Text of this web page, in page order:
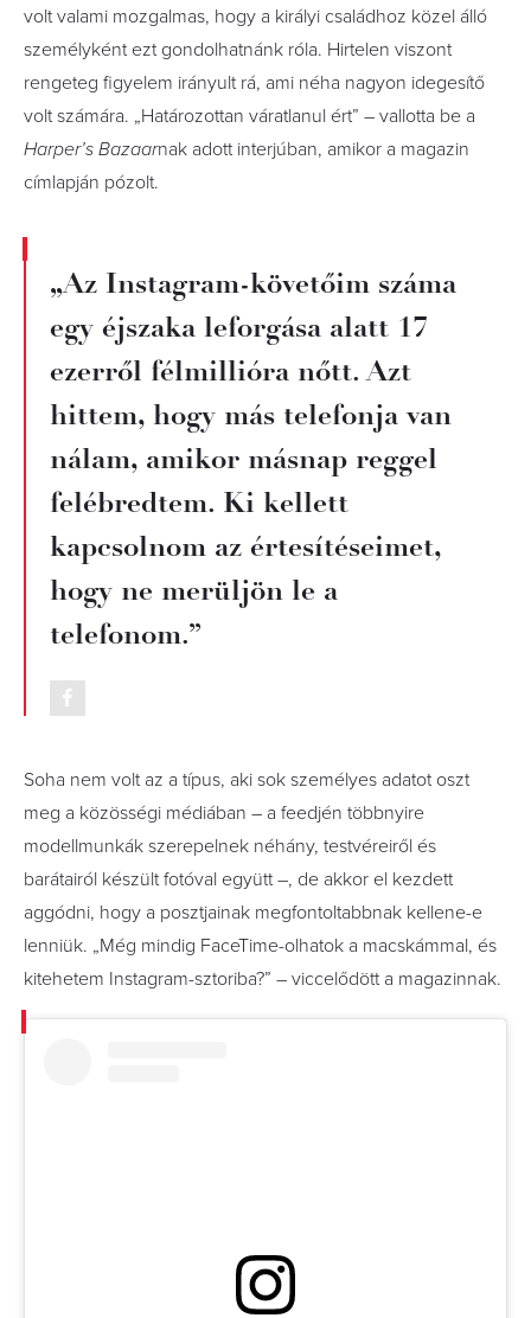
volt valami mozgalmas, hogy a királyi családhoz közel álló
személyként ezt gondolhatnánk róla. Hirtelen viszont
rengeteg figyelem irányult rá, ami néha nagyon idegesítő
volt számára. „Határozottan váratlanul ért” – vallotta be a
Harper’s Bazaarnak adott interjúban, amikor a magazin
címlapján pózolt.
„Az Instagram-követőim száma
egy éjszaka leforgása alatt 17
ezerről félmillióra nőtt. Azt
hittem, hogy más telefonja van
nálam, amikor másnap reggel
felébredtem. Ki kellett
kapcsolnom az értesítéseimet,
hogy ne merüljön le a
telefonom.”
Soha nem volt az a típus, aki sok személyes adatot oszt
meg a közösségi médiában – a feedjén többnyire
modellmunkák szerepelnek néhány, testvéreiről és
barátairól készült fotóval együtt –, de akkor el kezdett
aggódni, hogy a posztjainak megfontoltabbnak kellene-e
lenniük. „Még mindig FaceTime-olhatok a macskámmal, és
kitehetem Instagram-sztoriba?” – viccelődött a magazinnak.